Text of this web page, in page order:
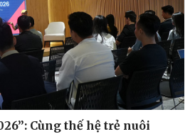
Cùng thế hệ trẻ nuôi